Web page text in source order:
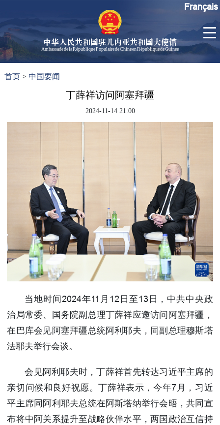
中华人民共和国驻几内亚共和国大使馆
Ambassade de la République Populaire de Chine en République de Guinée
大使信
任驻几
内亚大
使
使馆信
息
使馆领
导及部
门负责
联系方
式
使馆掠
Français
首页 >中国要闻
丁薛祥访问阿塞拜疆
2024-11-14 21:00
当地时间2024年11月12日至13日，中共中央政
治局常委、国务院副总理丁薛祥应邀访问阿塞拜疆，
在巴库会见阿塞拜疆总统阿利耶夫，同副总理穆斯塔
法耶夫举行会谈。
会见阿利耶夫时，丁薛祥首先转达习近平主席的
亲切问候和良好祝愿。丁薛祥表示，今年7月，习近
平主席同阿利耶夫总统在阿斯塔纳举行会晤，共同宣
布将中阿关系提升至战略伙伴水平，两国政治互信持